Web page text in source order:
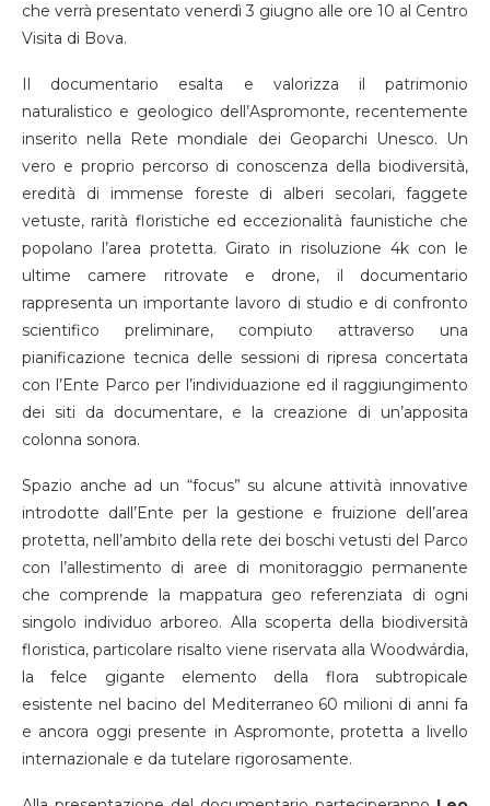
che verrà presentato venerdì 3 giugno alle ore 10 al Centro
Visita di Bova.
Il documentario esalta e valorizza il patrimonio
naturalistico e geologico dell’Aspromonte, recentemente
inserito nella Rete mondiale dei Geoparchi Unesco. Un
vero e proprio percorso di conoscenza della biodiversità,
eredità di immense foreste di alberi secolari, faggete
vetuste, rarità floristiche ed eccezionalità faunistiche che
popolano l’area protetta. Girato in risoluzione 4k con le
ultime camere ritrovate e drone, il documentario
rappresenta un importante lavoro di studio e di confronto
scientifico preliminare, compiuto attraverso una
pianificazione tecnica delle sessioni di ripresa concertata
con l’Ente Parco per l’individuazione ed il raggiungimento
dei siti da documentare, e la creazione di un’apposita
colonna sonora.
Spazio anche ad un “focus” su alcune attività innovative
introdotte dall’Ente per la gestione e fruizione dell’area
protetta, nell’ambito della rete dei boschi vetusti del Parco
con l’allestimento di aree di monitoraggio permanente
che comprende la mappatura geo referenziata di ogni
singolo individuo arboreo. Alla scoperta della biodiversità
floristica, particolare risalto viene riservata alla Woodwárdia,
la felce gigante elemento della flora subtropicale
esistente nel bacino del Mediterraneo 60 milioni di anni fa
e ancora oggi presente in Aspromonte, protetta a livello
internazionale e da tutelare rigorosamente.